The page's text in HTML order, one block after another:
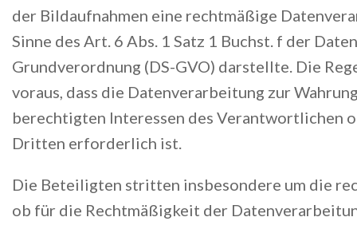
der Bildaufnahmen eine rechtmäßige
Sinne des Art. 6 Abs. 1 Satz 1 Buchst. f der
Grundverordnung (DS-GVO) darstellte. Die
voraus, dass die Datenverarbeitung zur
berechtigten Interessen des Verantwortlichen
Dritten erforderlich ist.
Die Beteiligten stritten insbesondere um die
ob für die Rechtmäßigkeit der